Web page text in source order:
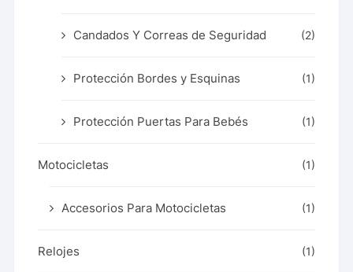
Candados Y Correas de Seguridad (2)
Protección Bordes y Esquinas (1)
Protección Puertas Para Bebés (1)
Motocicletas (1)
Accesorios Para Motocicletas (1)
Relojes (1)